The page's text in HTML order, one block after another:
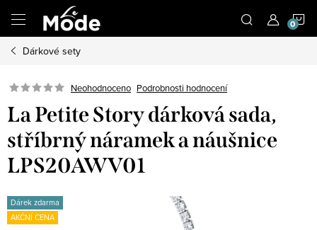
obsah
Dárkové sety
Neohodnoceno Podrobnosti hodnocení
La Petite Story dárková sada,
stříbrný náramek a náušnice
LPS20AWV01
Dárek zdarma
AKČNÍ CENA